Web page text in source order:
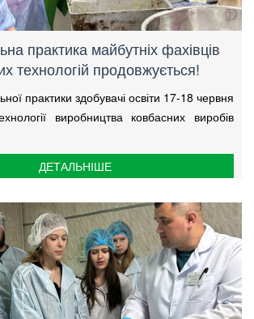
практика майбутніх фахівців
технологій продовжується!
практики здобувачі освіти 17-18 червня
виробництва ковбасних виробів
ДЕТАЛЬНІШЕ